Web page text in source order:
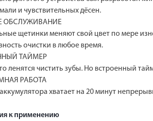
и чувствительных дёсен.
ОБСЛУЖИВАНИЕ
щетинки меняют свой цвет по мере
очистки в любое время.
ТАЙМЕР
ленятся чистить зубы. Но встроенный
РАБОТА
хватает на 20 минут
к применению